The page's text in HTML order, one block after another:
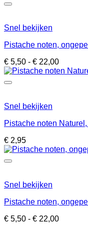
Snel bekijken
Pistache noten,
€ 5,50 - € 22,00
€ 5,50
Snel bekijken
Pistache noten
€ 2,95
Snel bekijken
Pistache noten,
€ 5,50 - € 22,00